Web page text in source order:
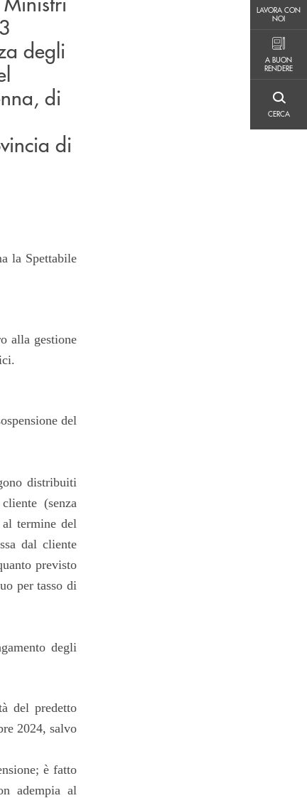
LAVORA CON
NOI
A BUON
RENDERE
CERCA
degli
di
di
la Spettabile
alla gestione
del
distribuiti
(senza
termine del
dal cliente
previsto
per tasso di
degli
del predetto
2024, salvo
è fatto
adempia al